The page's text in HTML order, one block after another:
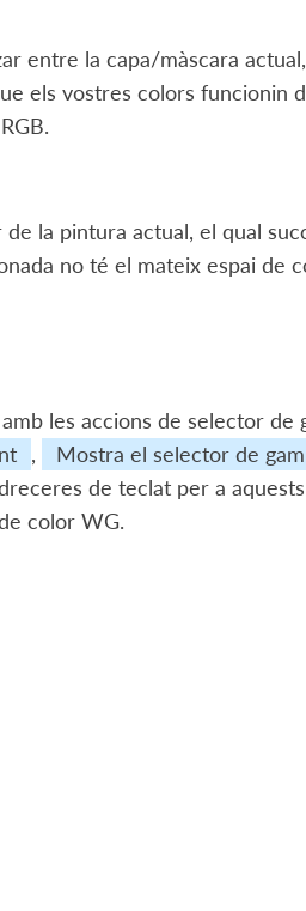
entre la capa/màscara
els vostres colors funcionin
la pintura actual, el qual
no té el mateix espai de
les accions de selector de
,
Mostra el selector de
de teclat per a
color WG.